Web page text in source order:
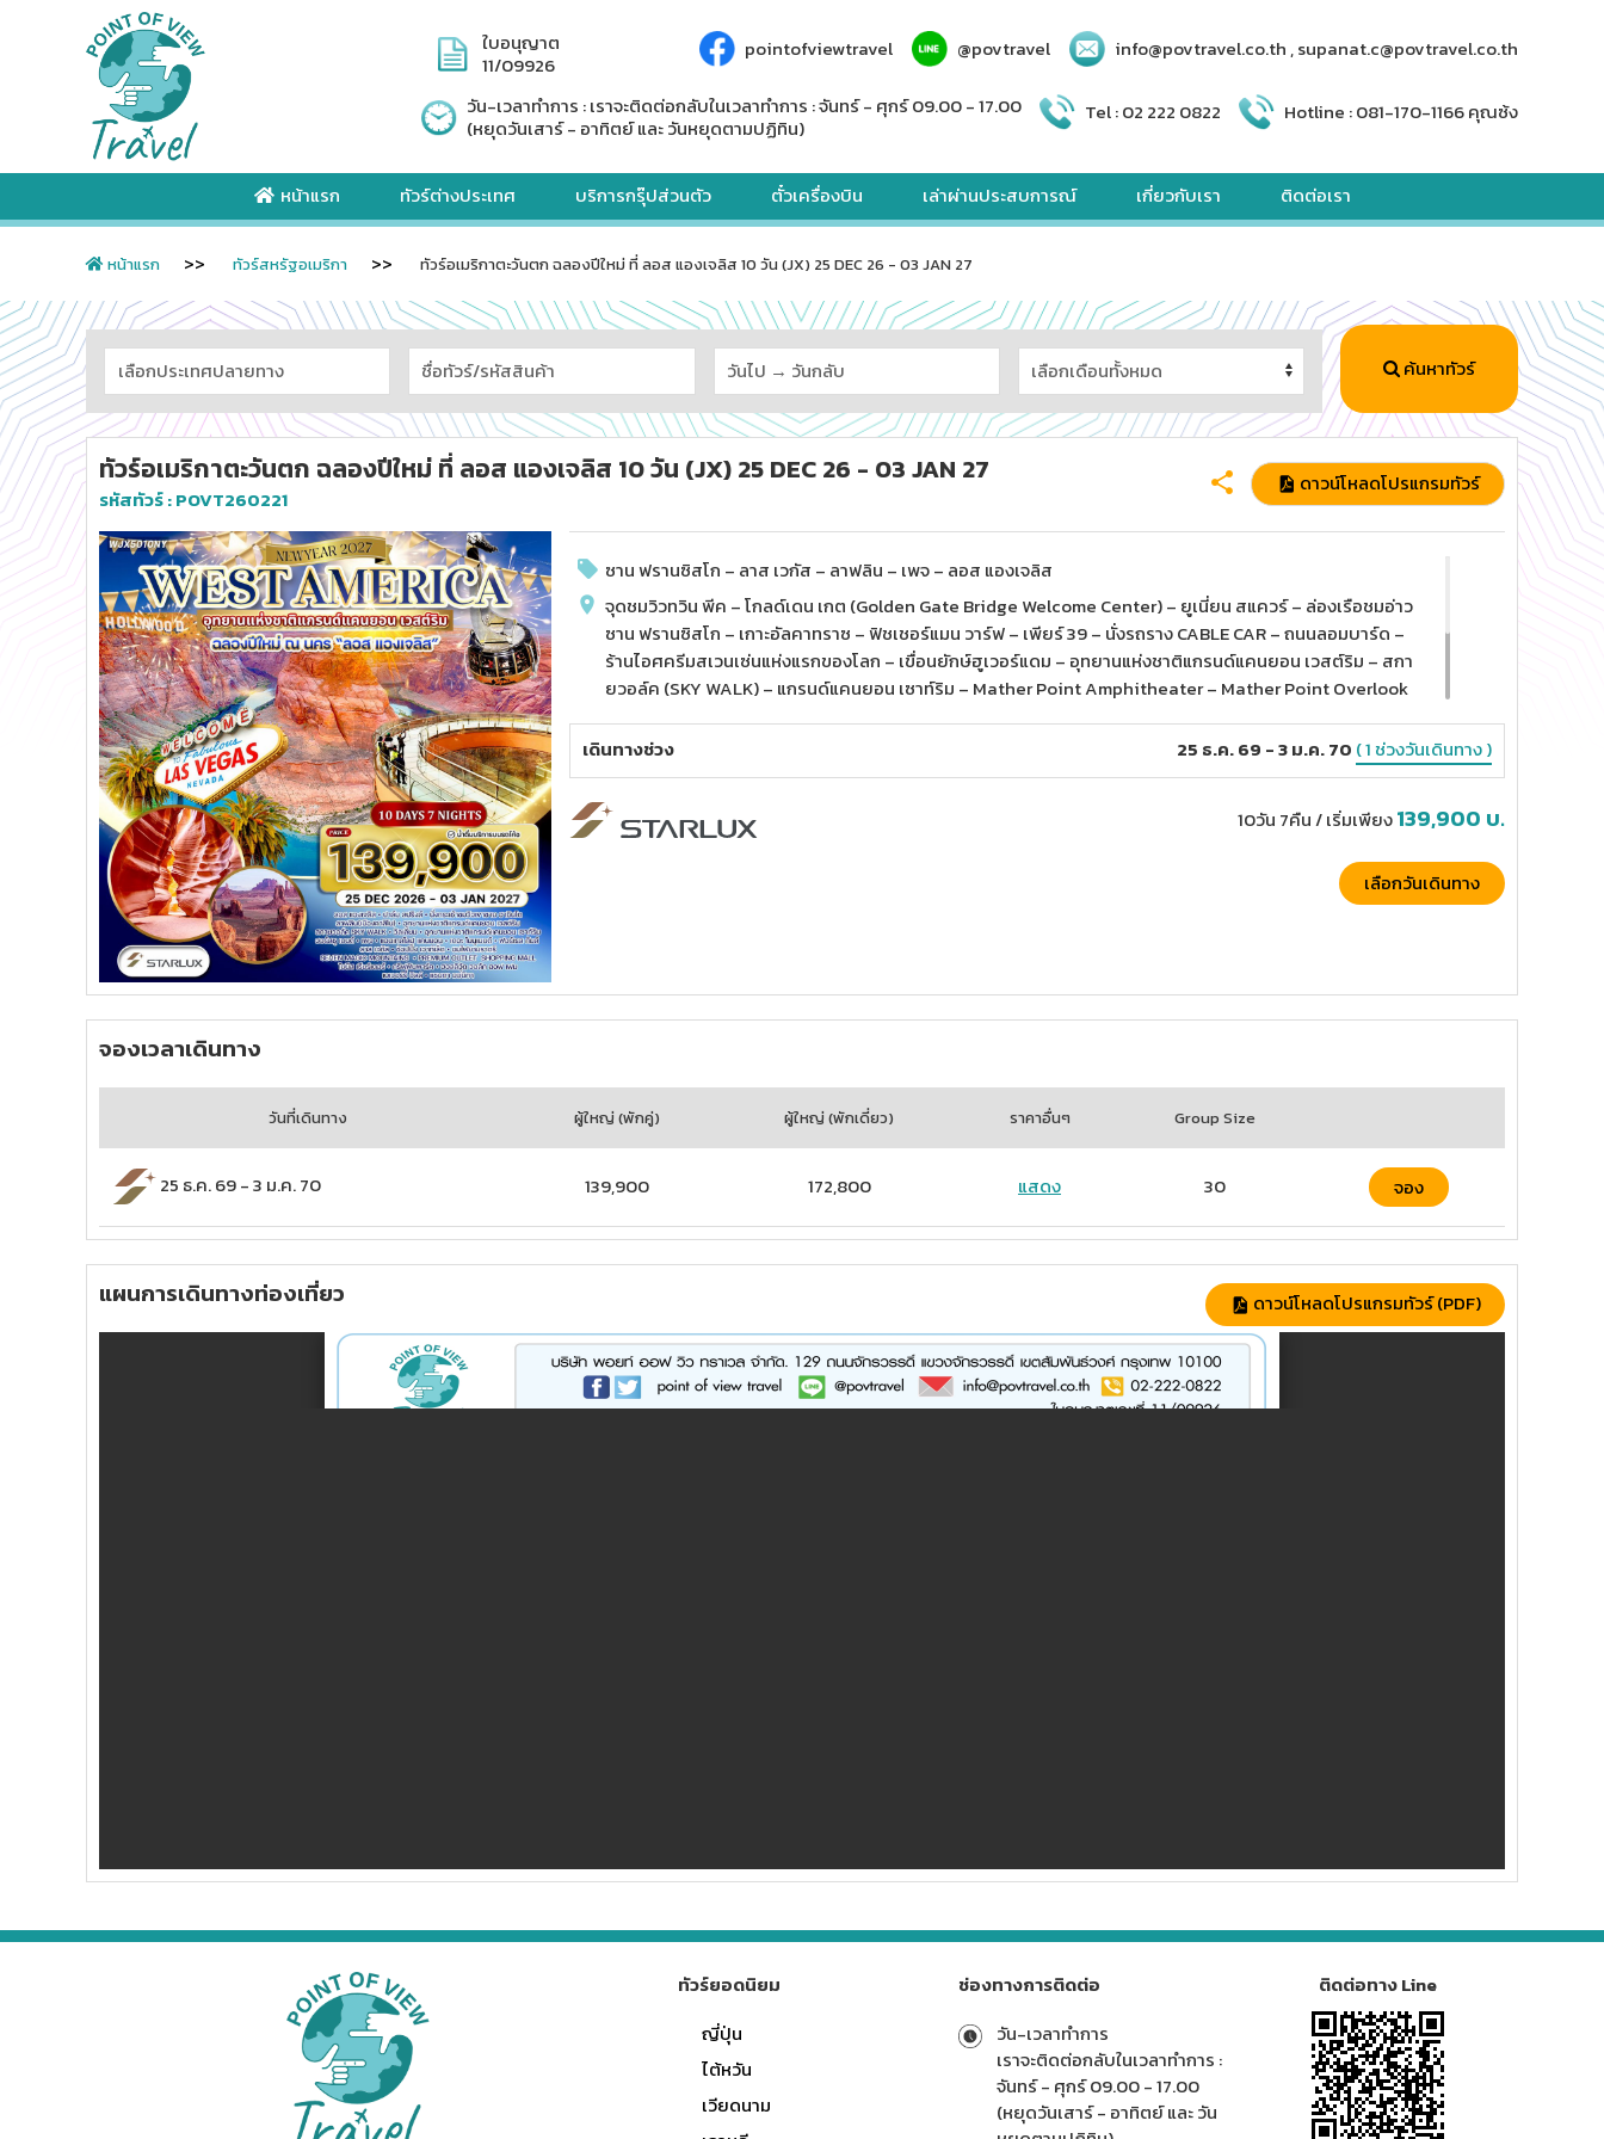
ใบอนุญาต
11/09926
pointofviewtravel @povtravel info@povtravel.co.th , supanat.c@povtravel.co.th
วัน-เวลาทำการ : เราจะติดต่อกลับในเวลาทำการ : จันทร์ - ศุกร์ 09.00 - 17.00
(หยุดวันเสาร์ - อาทิตย์ และ วันหยุดตามปฏิทิน)
Tel :02 222 0822 Hotline :081-170-1166 คุณซ้ง
หน้าแรก ทัวร์ต่างประเทศ บริการกรุ๊ปส่วนตัว ตั๋วเครื่องบิน เล่าผ่านประสบการณ์ เกี่ยวกับเรา ติดต่อเรา
หน้าแรก ทัวร์สหรัฐอเมริกา ทัวร์อเมริกาตะวันตก ฉลองปีใหม่ ที่ ลอส แองเจลิส 10 วัน (JX) 25 DEC 26 - 03 JAN 27
ค้นหาทัวร์
ทัวร์อเมริกาตะวันตก ฉลองปีใหม่ ที่ ลอส แองเจลิส 10 วัน (JX) 25 DEC 26 - 03 JAN 27
รหัสทัวร์ :POVT260221
ดาวน์โหลดโปรแกรมทัวร์
ซาน ฟรานซิสโก – ลาส เวกัส – ลาฟลิน – เพจ – ลอส แองเจลิส
จุดชมวิวทวิน พีค – โกลด์เดน เกต (Golden Gate Bridge Welcome Center) – ยูเนี่ยน สแควร์ – ล่องเรือชมอ่าว
ซาน ฟรานซิสโก – เกาะอัลคาทราซ – ฟิชเชอร์แมน วาร์ฟ – เพียร์ 39 – นั่งรถราง CABLE CAR – ถนนลอมบาร์ด –
ร้านไอศครีมสเวนเซ่นแห่งแรกของโลก – เขื่อนยักษ์ฮูเวอร์แดม – อุทยานแห่งชาติแกรนด์แคนยอน เวสต์ริม – สกา
ยวอล์ค (SKY WALK) – แกรนด์แคนยอน เซาท์ริม – Mather Point Amphitheater – Mather Point Overlook
Gump Point (US Route 163) – ฮอร์สชู เบนด์ – Seven Magic Mountains – Citadel Outlet – ไชนีส เธียร์
4
เดินทางช่วง 25 ธ.ค. 69 - 3 ม.ค. 70 ( 1 ช่วงวันเดินทาง )
10วัน 7คืน/ เริ่มเพียง139,900 บ.
เลือกวันเดินทาง
จองเวลาเดินทาง
วันที่เดินทาง ผู้ใหญ่ (พักคู่) ผู้ใหญ่ (พักเดี่ยว) ราคาอื่นๆ Group Size
25 ธ.ค. 69-3 ม.ค. 70 139,900 172,800 แสดง 30 จอง
แผนการเดินทางท่องเที่ยว ดาวน์โหลดโปรแกรมทัวร์ (PDF)
ทัวร์ยอดนิยม
ญี่ปุ่น
ไต้หวัน
เวียดนาม
ช่องทางการติดต่อ
วัน-เวลาทำการ
เราจะติดต่อกลับในเวลาทำการ :
จันทร์ - ศุกร์ 09.00 - 17.00
(หยุดวันเสาร์ - อาทิตย์ และ วัน
ติดต่อทาง Line